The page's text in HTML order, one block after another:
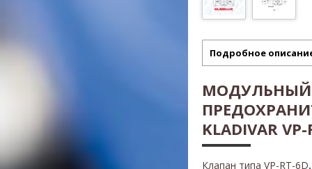
Подробное
МОДУЛЬНЫЙ
KLADIVAR
Клапан типа VP-RT-6D.